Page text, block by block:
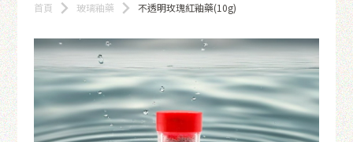
首頁 玻璃釉藥 不透明玫瑰紅釉藥(10g)